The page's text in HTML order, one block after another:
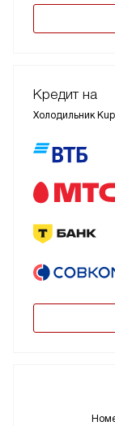
Кредит на
Холодильник